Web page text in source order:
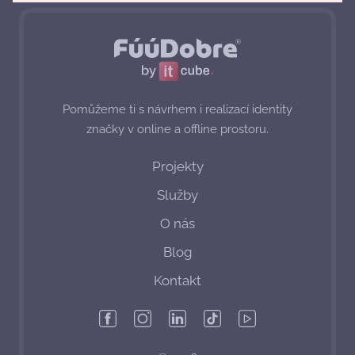
Pomůžeme ti s návrhem i realizací identity
značky v online a offline prostoru.
Projekty
Služby
O nás
Blog
Kontakt